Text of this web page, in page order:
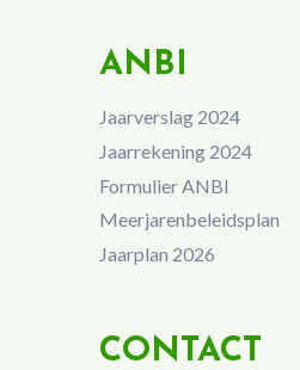
ANBI
Jaarverslag 2024
Jaarrekening 2024
Formulier ANBI
Meerjarenbeleidsplan
Jaarplan 2026
CONTACT